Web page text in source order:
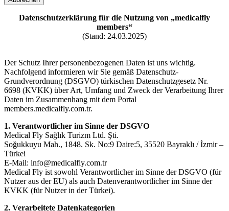
§ 5 Änderungen und Beendigung
medicalfly ist berechtigt, das Portal sowie einzelne Funktionen oder
Programme jederzeit zu ändern oder einzustellen. Über wesentliche
§ 6 Haftungsausschluss
medicalfly haftet nicht für technische Ausfälle, Datenverluste oder
Verzögerungen bei der Bearbeitung von Empfehlungen oder
Prämien, sofern diese außerhalb des Einflussbereichs von medicalfly
liegen.
§ 7 Anwendbares Recht und Gerichtsstand
Es gilt ausschließlich das Recht der Republik Türkei. Gerichtsstand
ist İzmir, sofern nicht zwingende gesetzliche Vorschriften etwas
anderes bestimmen.
Mit dem Setzen des Häkchens bei der Registrierung bestätige ich,
dass ich die Nutzungsbedingungen gelesen, verstanden und
akzeptiert habe.
Datenschutzerklärung für die Nutzung von „medicalfly
members“
(Stand: 24.03.2025)
Der Schutz Ihrer personenbezogenen Daten ist uns wichtig.
Nachfolgend informieren wir Sie gemäß Datenschutz-
Grundverordnung (DSGVO) türkischen Datenschutzgesetz Nr.
6698 (KVKK) über Art, Umfang und Zweck der Verarbeitung Ihrer
Daten im Zusammenhang mit dem Portal
members.medicalfly.com.tr.
1. Verantwortlicher im Sinne der DSGVO
Medical Fly Sağlık Turizm Ltd. Şti.
Soğukkuyu Mah., 1848. Sk. No:9 Daire:5, 35520 Bayraklı / İzmir –
Türkei
E-Mail: info@medicalfly.com.tr
Medical Fly ist sowohl Verantwortlicher im Sinne der DSGVO (für
Nutzer aus der EU) als auch Datenverantwortlicher im Sinne der
KVKK (für Nutzer in der Türkei).
2. Verarbeitete Datenkategorien